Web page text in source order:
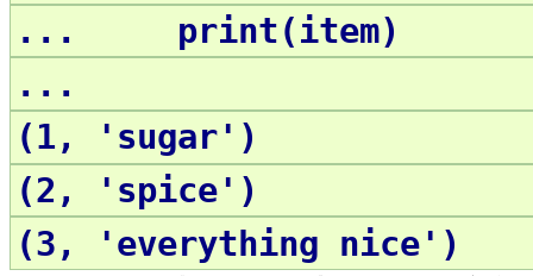
... print(item)
...
(1, 'sugar')
(2, 'spice')
(3, 'everything nice')